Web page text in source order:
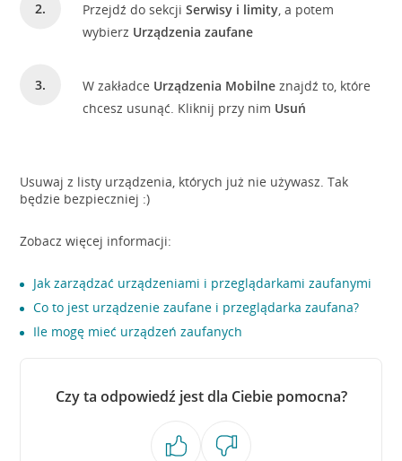
Przejdź do sekcjiSerwisy i limity, a potem
wybierz Urządzenia zaufane
W zakładce Urządzenia Mobilne znajdź to, które
chcesz usunąć. Kliknij przy nim Usuń
Usuwaj z listy urządzenia, których już nie używasz. Tak
będzie bezpieczniej :)
Zobacz więcej informacji:
Jak zarządzać urządzeniami i przeglądarkami zaufanymi
Co to jest urządzenie zaufane i przeglądarka zaufana?
Ile mogę mieć urządzeń zaufanych
Czy ta odpowiedź jest dla Ciebie pomocna?